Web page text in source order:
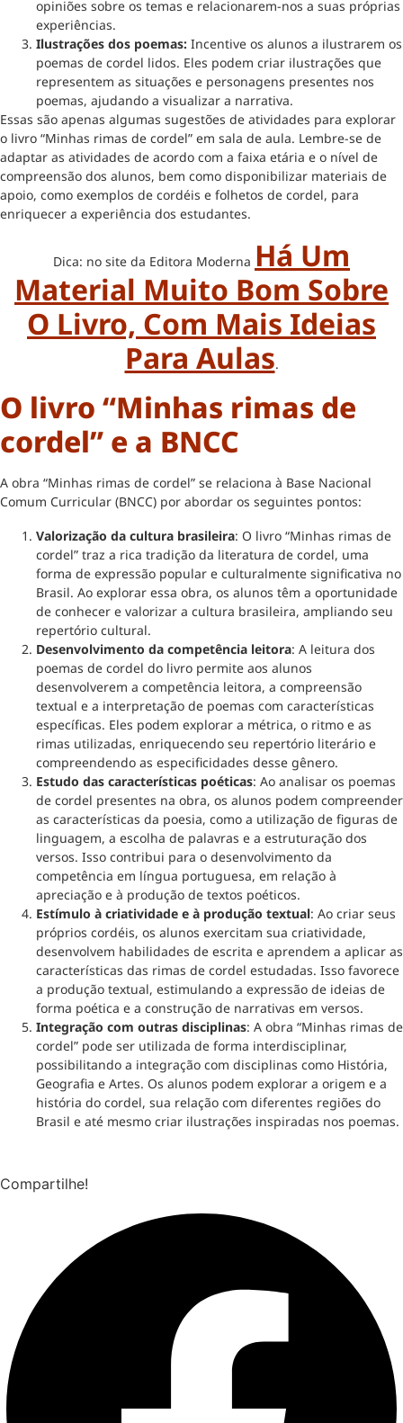
opiniões sobre os temas e relacionarem-nos a suas próprias
experiências.
Ilustrações dos poemas: Incentive os alunos a ilustrarem os
poemas de cordel lidos. Eles podem criar ilustrações que
representem as situações e personagens presentes nos
poemas, ajudando a visualizar a narrativa.
Essas são apenas algumas sugestões de atividades para explorar
o livro “Minhas rimas de cordel” em sala de aula. Lembre-se de
adaptar as atividades de acordo com a faixa etária e o nível de
compreensão dos alunos, bem como disponibilizar materiais de
apoio, como exemplos de cordéis e folhetos de cordel, para
enriquecer a experiência dos estudantes.
Dica: no site da Editora Moderna Há Um
Material Muito Bom Sobre
O Livro, Com Mais Ideias
Para Aulas.
O livro “Minhas rimas de
cordel” e a BNCC
A obra “Minhas rimas de cordel” se relaciona à Base Nacional
Comum Curricular (BNCC) por abordar os seguintes pontos:
Valorização da cultura brasileira: O livro “Minhas rimas de
cordel” traz a rica tradição da literatura de cordel, uma
forma de expressão popular e culturalmente significativa no
Brasil. Ao explorar essa obra, os alunos têm a oportunidade
de conhecer e valorizar a cultura brasileira, ampliando seu
repertório cultural.
Desenvolvimento da competência leitora: A leitura dos
poemas de cordel do livro permite aos alunos
desenvolverem a competência leitora, a compreensão
textual e a interpretação de poemas com características
específicas. Eles podem explorar a métrica, o ritmo e as
rimas utilizadas, enriquecendo seu repertório literário e
compreendendo as especificidades desse gênero.
Estudo das características poéticas: Ao analisar os poemas
de cordel presentes na obra, os alunos podem compreender
as características da poesia, como a utilização de figuras de
linguagem, a escolha de palavras e a estruturação dos
versos. Isso contribui para o desenvolvimento da
competência em língua portuguesa, em relação à
apreciação e à produção de textos poéticos.
Estímulo à criatividade e à produção textual: Ao criar seus
próprios cordéis, os alunos exercitam sua criatividade,
desenvolvem habilidades de escrita e aprendem a aplicar as
características das rimas de cordel estudadas. Isso favorece
a produção textual, estimulando a expressão de ideias de
forma poética e a construção de narrativas em versos.
Integração com outras disciplinas: A obra “Minhas rimas de
cordel” pode ser utilizada de forma interdisciplinar,
possibilitando a integração com disciplinas como História,
Geografia e Artes. Os alunos podem explorar a origem e a
história do cordel, sua relação com diferentes regiões do
Brasil e até mesmo criar ilustrações inspiradas nos poemas.
Compartilhe!